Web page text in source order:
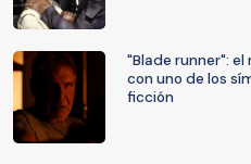
"Blade runner":
con uno de los
ficción